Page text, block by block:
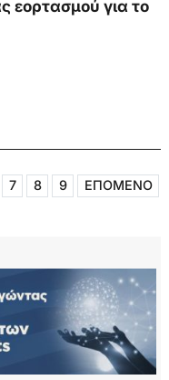
εορτασμού για το
7 8 9 ΕΠΟΜΕΝΟ